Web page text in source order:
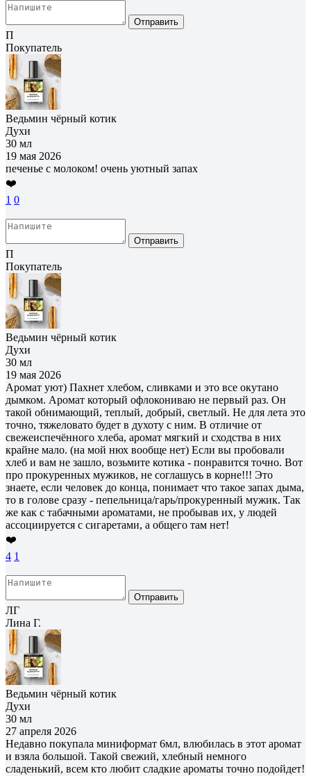
Отправить
П
Покупатель
Ведьмин чёрный котик
Духи
30 мл
19 мая 2026
печенье с молоком! очень уютный запах
❤️
1 0
Отправить
П
Покупатель
Ведьмин чёрный котик
Духи
30 мл
19 мая 2026
Аромат уют) Пахнет хлебом, сливками и это все окутано
дымком. Аромат который офлокониваю не первый раз. Он
такой обнимающий, теплый, добрый, светлый. Не для лета это
точно, тяжеловато будет в духоту с ним. В отличие от
свежеиспечённого хлеба, аромат мягкий и сходства в них
крайне мало. (на мой нюх вообще нет) Если вы пробовали
хлеб и вам не зашло, возьмите котика - понравится точно. Вот
про прокуренных мужиков, не соглашусь в корне!!! Это
знаете, если человек до конца, понимает что такое запах дыма,
то в голове сразу - пепельница/гарь/прокуренный мужик. Так
же как с табачными ароматами, не пробывав их, у людей
ассоциируется с сигаретами, а общего там нет!
❤️
4 1
Отправить
ЛГ
Лина Г.
Ведьмин чёрный котик
Духи
30 мл
27 апреля 2026
Недавно покупала миниформат 6мл, влюбилась в этот аромат
и взяла большой. Такой свежий, хлебный немного
сладенький, всем кто любит сладкие ароматы точно подойдет!